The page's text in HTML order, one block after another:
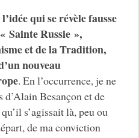
l’idée qui se révèle fausse
Sainte Russie »,
et de la Tradition,
nouveau
. En l’occurrence, je ne
d’Alain Besançon et de
s’agissait là, peu ou
de ma conviction